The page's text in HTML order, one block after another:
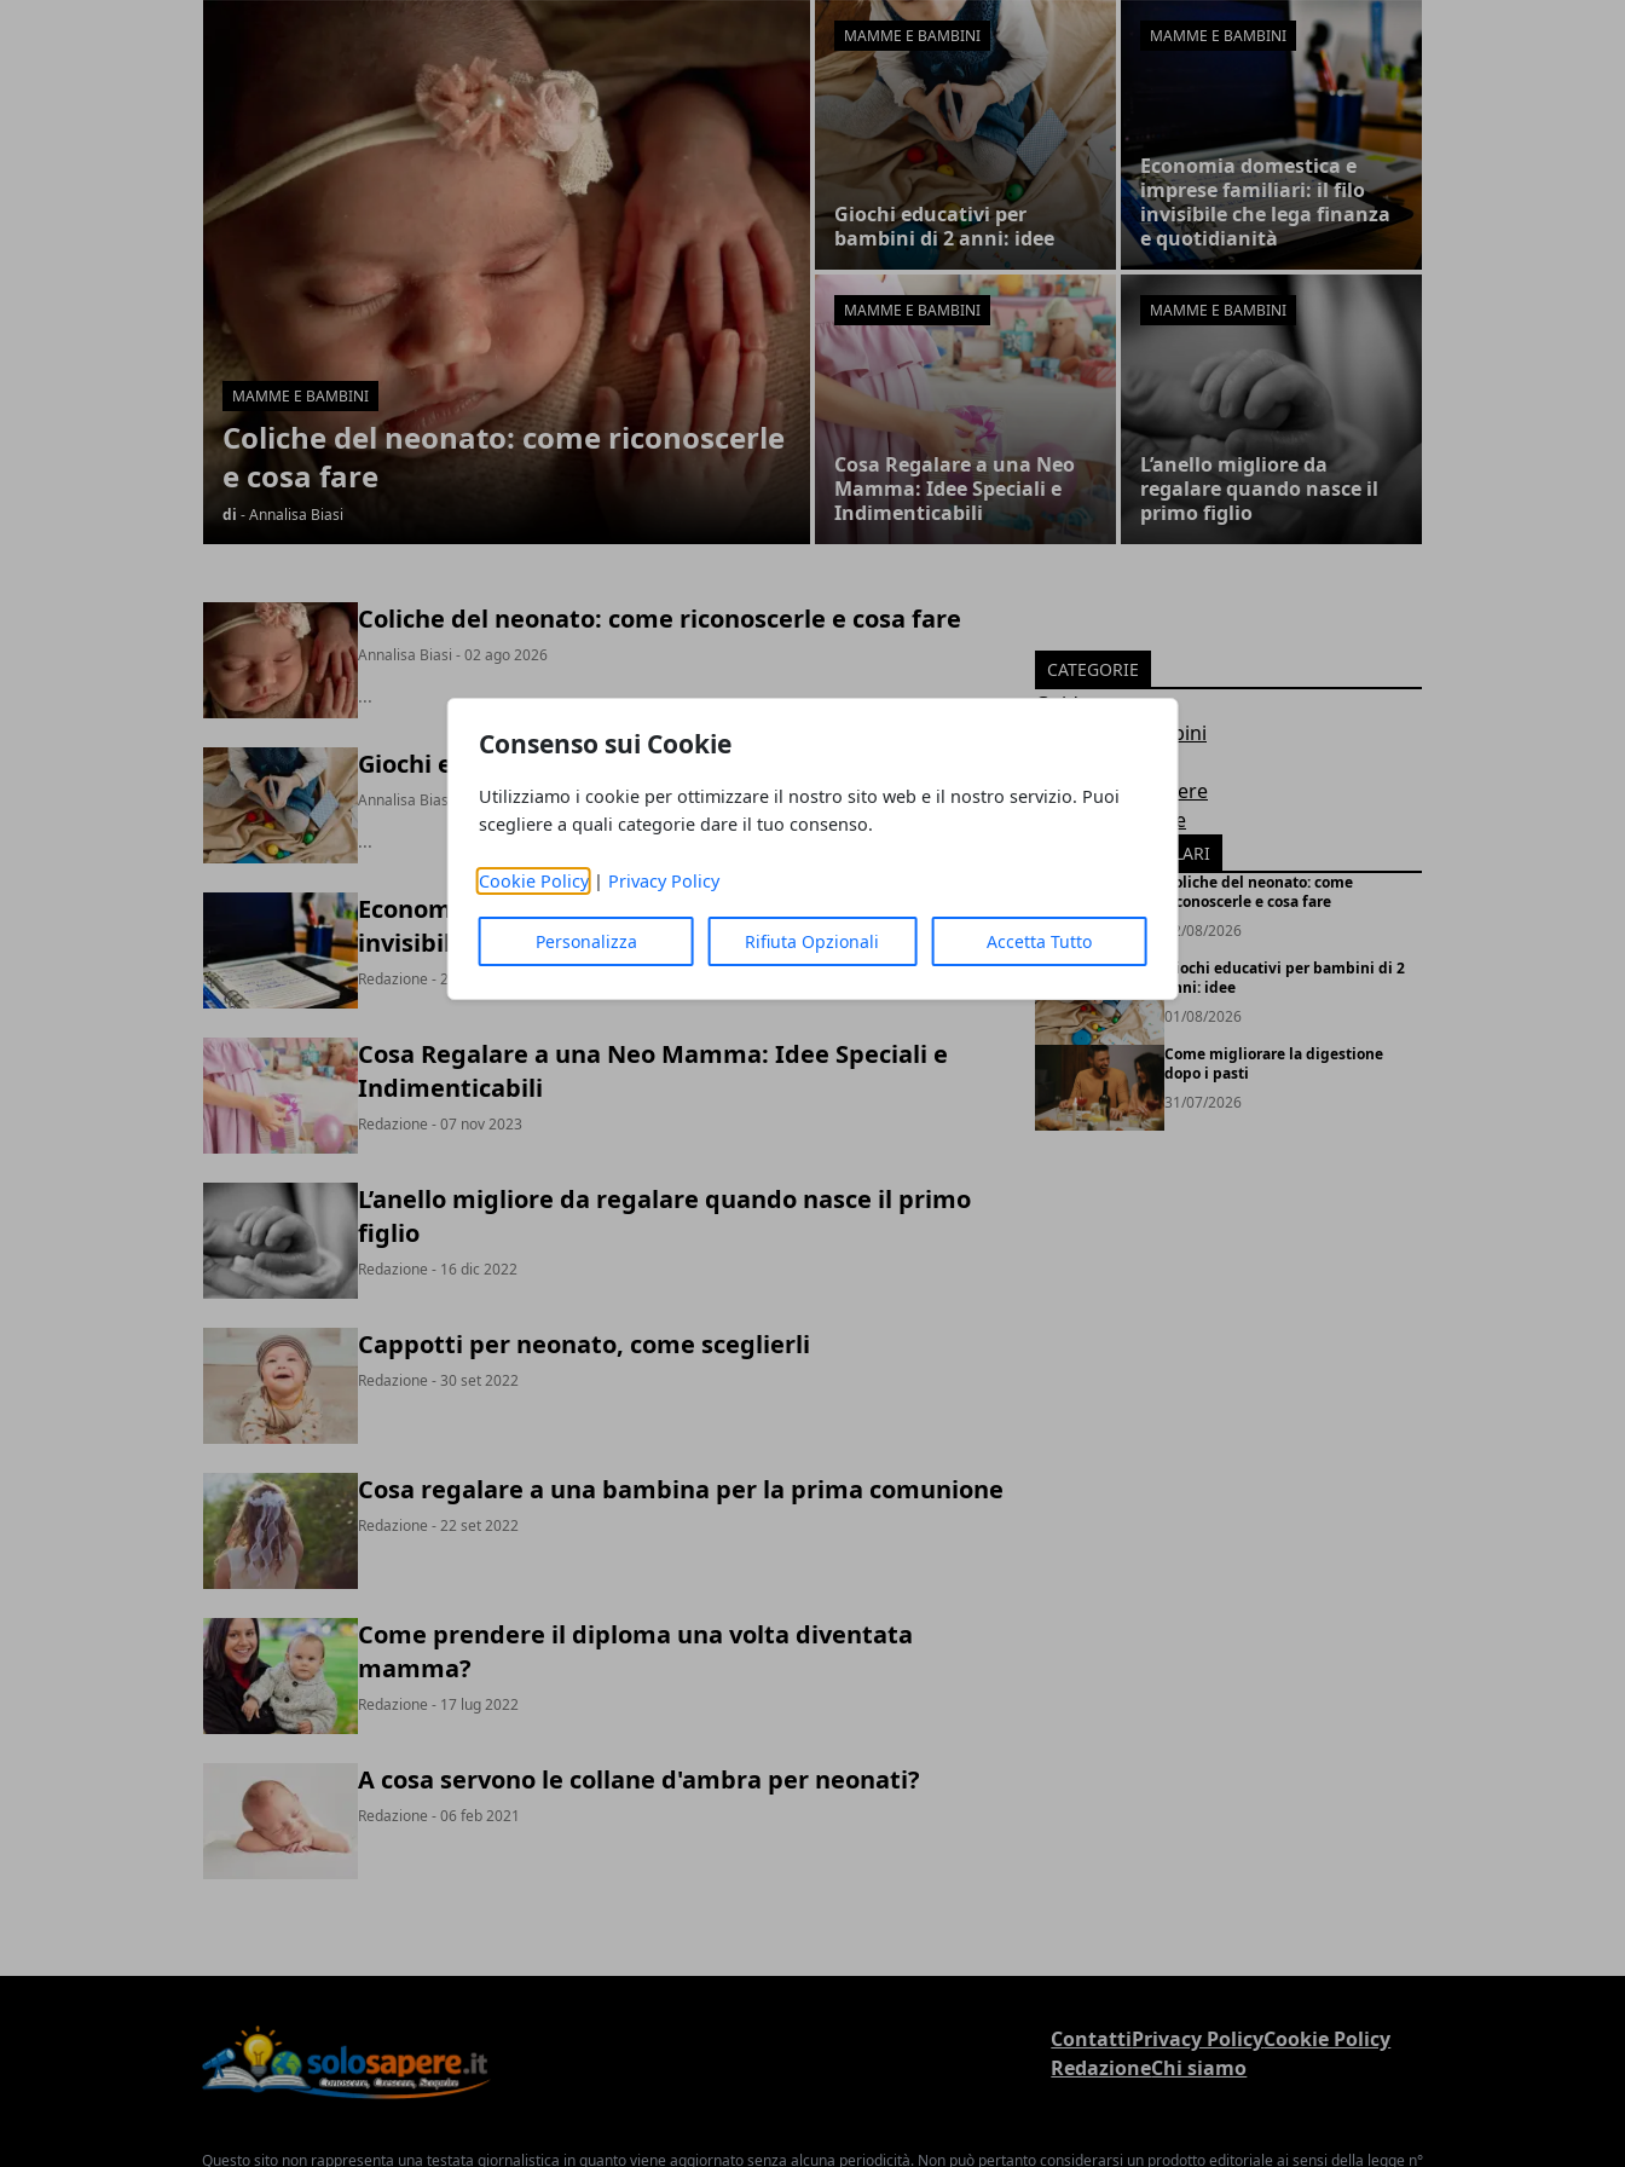
Consenso sui Cookie
Utilizziamo i cookie per ottimizzare il nostro sito web e il nostro servizio. Puoi
scegliere a quali categorie dare il tuo consenso.
Cookie Policy| Privacy Policy
Personalizza Rifiuta Opzionali Accetta Tutto
MAMME E BAMBINI
Coliche del neonato: come riconoscerle
e cosa fare
di - Annalisa Biasi
MAMME E BAMBINI
Giochi educativi per
bambini di 2 anni: idee
MAMME E BAMBINI
Economia domestica e
imprese familiari: il filo
invisibile che lega finanza
e quotidianità
MAMME E BAMBINI
Cosa Regalare a una Neo
Mamma: Idee Speciali e
Indimenticabili
MAMME E BAMBINI
L’anello migliore da
regalare quando nasce il
primo figlio
Coliche del neonato: come riconoscerle e cosa fare
Annalisa Biasi - 02 ago 2026
...
Giochi educativi per bambini di 2 anni: idee
Annalisa Biasi - 01 ago 2026
...
Economia domestica e imprese familiari: il filo
invisibile che lega finanza e quotidianità
Redazione - 25 ott 2025
Cosa Regalare a una Neo Mamma: Idee Speciali e
Indimenticabili
Redazione - 07 nov 2023
L’anello migliore da regalare quando nasce il primo
figlio
Redazione - 16 dic 2022
Cappotti per neonato, come sceglierli
Redazione - 30 set 2022
Cosa regalare a una bambina per la prima comunione
Redazione - 22 set 2022
Come prendere il diploma una volta diventata
mamma?
Redazione - 17 lug 2022
A cosa servono le collane d'ambra per neonati?
Redazione - 06 feb 2021
CATEGORIE
Guide
Mamme e bambini
Salute e benessere
Casa e ambiente
ARTICOLI POPOLARI
Coliche del neonato: come
riconoscerle e cosa fare
02/08/2026
Giochi educativi per bambini di 2
anni: idee
01/08/2026
Come migliorare la digestione
dopo i pasti
31/07/2026
ContattiPrivacy PolicyCookie Policy
RedazioneChi siamo
Questo sito non rappresenta una testata giornalistica in quanto viene aggiornato senza alcuna periodicità. Non può pertanto considerarsi un prodotto editoriale ai sensi della legge n°